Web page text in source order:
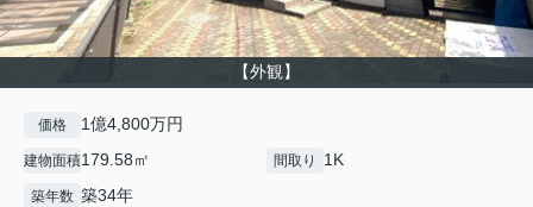
【外観】
価格 1億4,800万円
建物面積179.58㎡ 間取り 1K
築年数 築34年